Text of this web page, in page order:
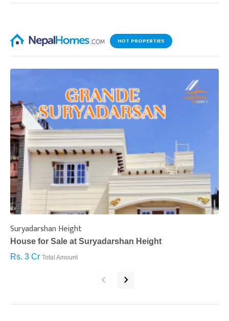
HOT PROPERTIES
Suryadarshan Height
House for Sale at Suryadarshan Height
Rs. 3 Cr Total Amount
‹ ›